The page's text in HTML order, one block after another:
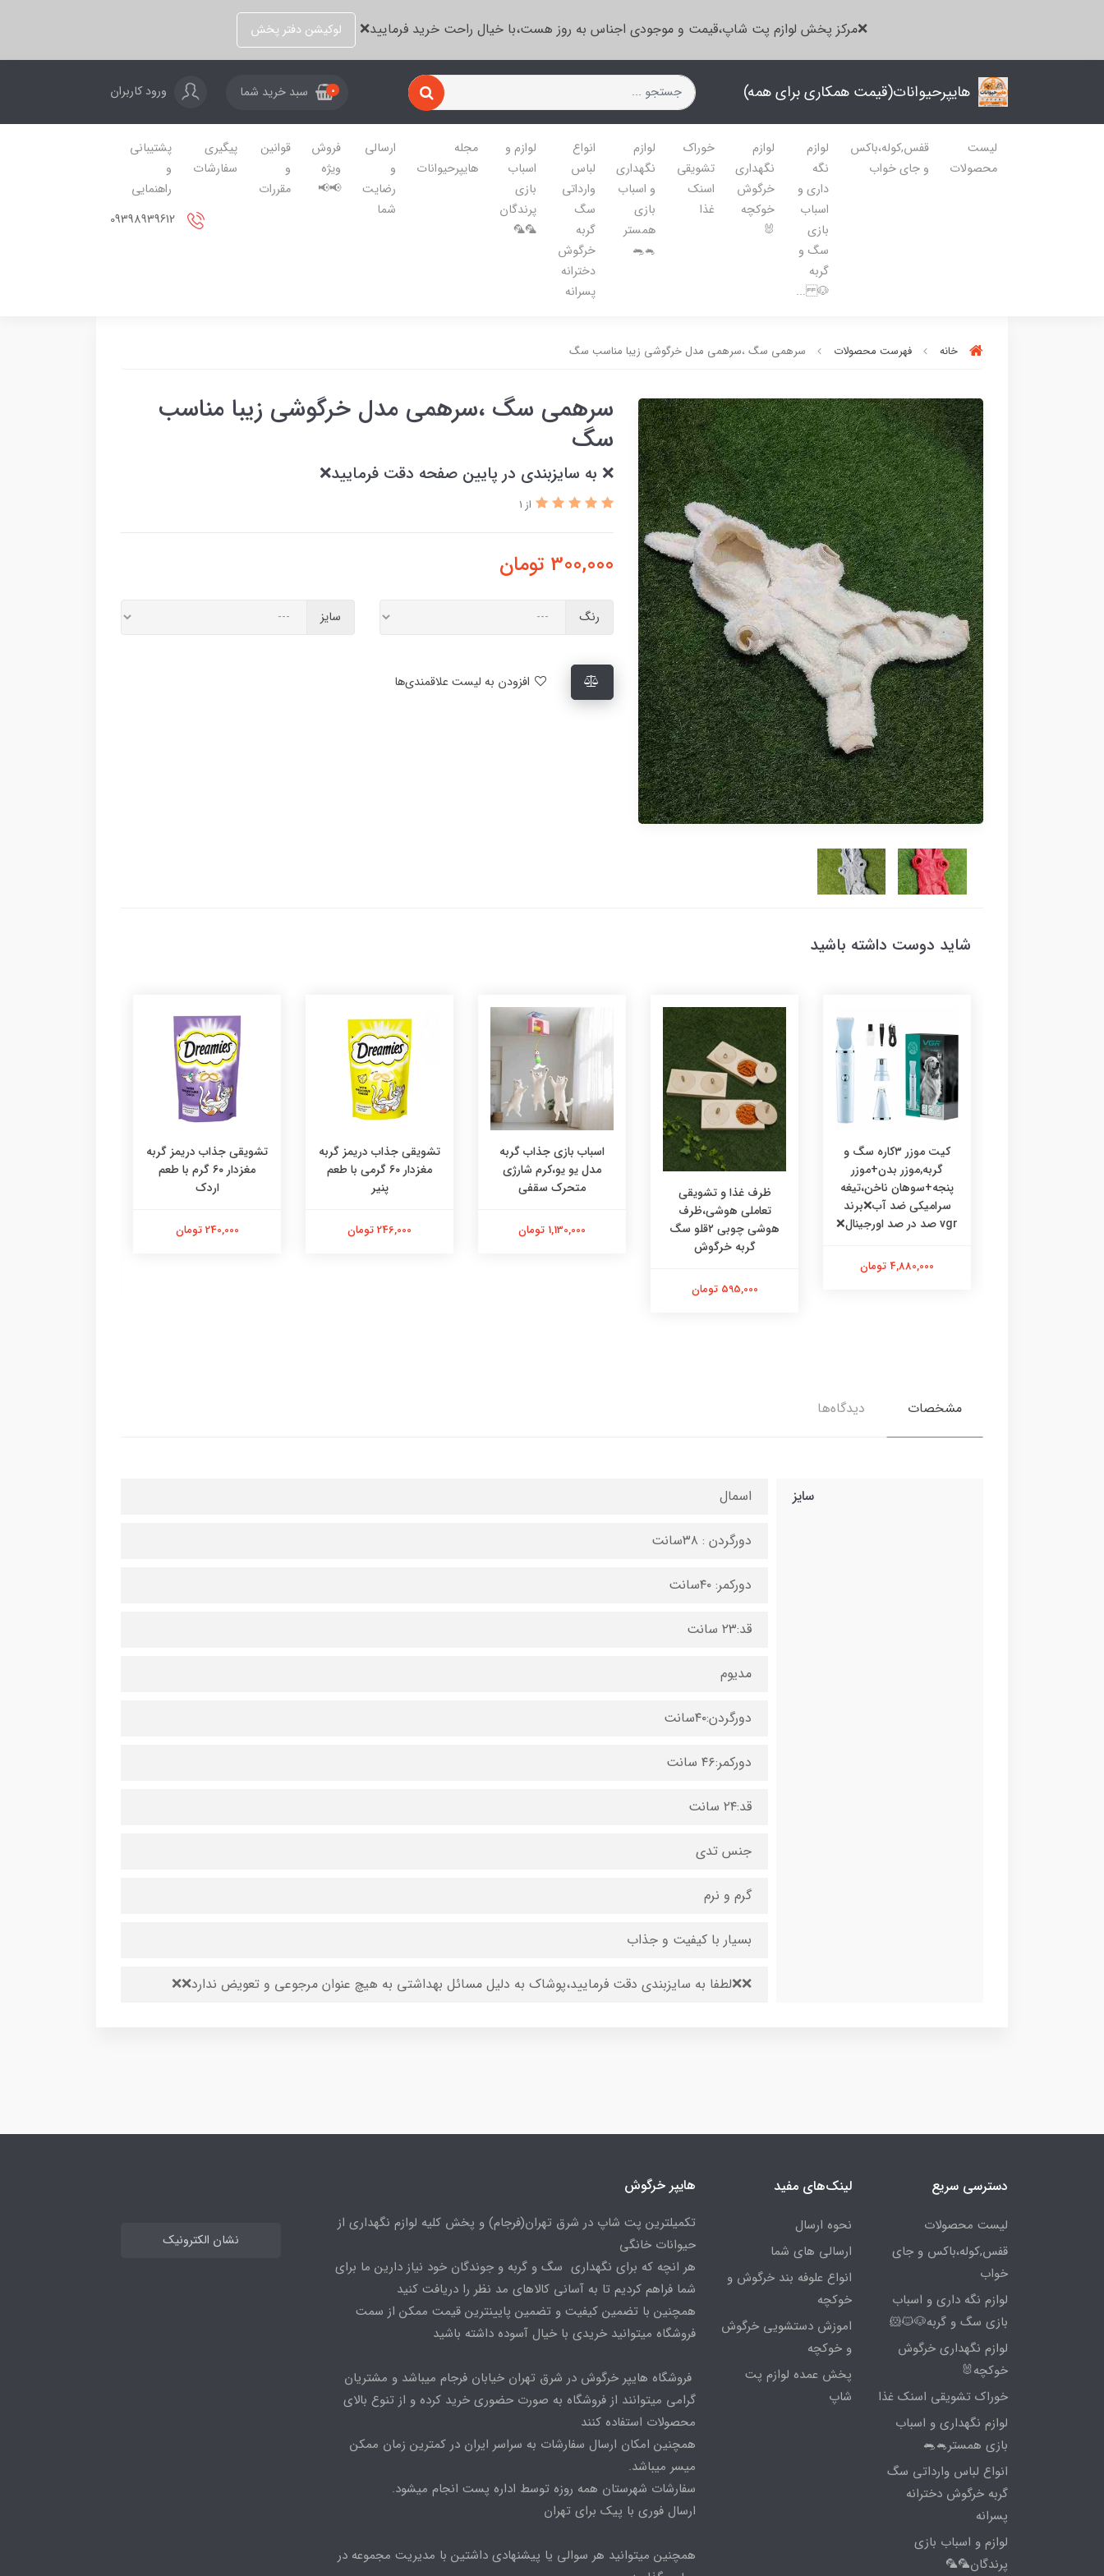
❌مرکز پخش لوازم پت شاپ،قیمت و موجودی اجناس به روز هست،با خیال راحت خرید فرمایید❌ لوکیشن دفتر پخش
هایپرحیوانات(قیمت همکاری برای همه) 0 سبد خرید شما ورود کاربران
لیست
محصولات
قفس,کوله،باکس
و جای خواب
لوازم
نگه
داری و
اسباب
بازی
سگ و
گربه
🐶 ...
لوازم
نگهداری
خرگوش
خوکچه
🐰
خوراک
تشویقی
اسنک
غذا
لوازم
نگهداری
و اسباب
بازی
همستر
🐁🐀
انواع
لباس
وارداتی
سگ
گربه
خرگوش
دخترانه
پسرانه
لوازم و
اسباب
بازی
پرندگان
🦜🦜
مجله
هایپرحیوانات
ارسالی
و
رضایت
شما
فروش
ویژه
📢📢
قوانین
و
مقررات
پیگیری
سفارشات
پشتیبانی
و
راهنمایی
خانه فهرست محصولات سرهمی سگ ،سرهمی مدل خرگوشی زیبا مناسب سگ
سرهمی سگ ،سرهمی مدل خرگوشی زیبا مناسب
سگ
❌ به سایزبندی در پایین صفحه دقت فرمایید❌
از 1
300,000 تومان
رنگ سایز
شاید دوست داشته باشید
کیت موزر ۳کاره سگ و
گربه,موزر بدن+موزر
پنجه+سوهان ناخن،تیغه
سرامیکی ضد آب❌برند
vgr صد در صد اورجینال❌
4,880,000 تومان
ظرف غذا و تشویقی
تعاملی هوشی،ظرف
هوشی چوبی ۲قلو سگ
گربه خرگوش
595,000 تومان
اسباب بازی جذاب گربه
مدل یو یو،کرم شارژی
متحرک سقفی
1,130,000 تومان
تشویقی جذاب دریمز گربه
مغزدار ۶۰ گرمی با طعم
پنیر
246,000 تومان
تشویقی جذاب دریمز گربه
مغزدار ۶۰ گرم با طعم
اردک
240,000 تومان
مشخصات دیدگاه‌ها
سایز اسمال
دورگردن : ۳۸سانت
دورکمر: ۴۰سانت
قد:۲۳ سانت
مدیوم
دورگردن:۴۰سانت
دورکمر:۴۶ سانت
قد:۲۴ سانت
جنس تدی
گرم و نرم
بسیار با کیفیت و جذاب
❌❌لطفا به سایزبندی دقت فرمایید،پوشاک به دلیل مسائل بهداشتی به هیچ عنوان مرجوعی و تعویض ندارد❌❌
دسترسی سریع
لیست محصولات
قفس,کوله،باکس و جای
خواب
لوازم نگه داری و اسباب
بازی سگ و گربه🐶🐱🐹
لوازم نگهداری خرگوش
خوکچه🐰
خوراک تشویقی اسنک غذا
لوازم نگهداری و اسباب
بازی همستر🐁🐀
انواع لباس وارداتی سگ
گربه خرگوش دخترانه
پسرانه
لوازم و اسباب بازی
پرندگان🦜🦜
لینک‌های مفید
نحوه ارسال
ارسالی های شما
انواع علوفه بند خرگوش و
خوکچه
اموزش دستشویی خرگوش
و خوکچه
پخش عمده لوازم پت
شاپ
هایپر خرگوش
تکمیلترین پت شاپ در شرق تهران(فرجام) و پخش کلیه لوازم نگهداری از
حیوانات خانگی
هر انچه که برای نگهداری سگ و گربه و جوندگان خود نیاز دارین ما برای
شما فراهم کردیم تا به آسانی کالاهای مد نظر را دریافت کنید
همچنین با تضمین کیفیت و تضمین پایینترین قیمت ممکن از سمت
فروشگاه میتوانید خریدی با خیال آسوده داشته باشید
فروشگاه هایپر خرگوش در شرق تهران خیابان فرجام میباشد و مشتریان
گرامی میتوانند از فروشگاه به صورت حضوری خرید کرده و از تنوع بالای
محصولات استفاده کنند
همچنین امکان ارسال سفارشات به سراسر ایران در کمترین زمان ممکن
میسر میباشد.
سفارشات شهرستان همه روزه توسط اداره پست انجام میشود.
ارسال فوری با پیک برای تهران
همچنین میتوانید هر سوالی یا پیشنهادی داشتین با مدیریت مجموعه در
نشان الکترونیک